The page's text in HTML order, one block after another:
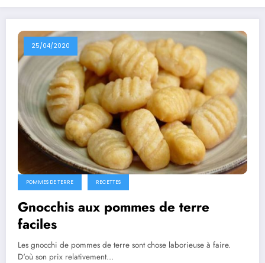
25/04/2020
POMMES DE TERRE RECETTES
Gnocchis aux pommes de terre
faciles
Les gnocchi de pommes de terre sont chose laborieuse à faire.
D'où son prix relativement…